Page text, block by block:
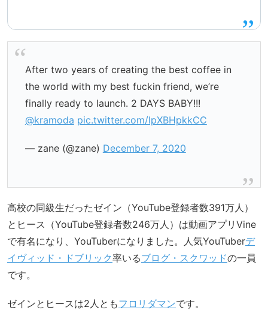
After two years of creating the best coffee in
the world with my best fuckin friend, we’re
finally ready to launch. 2 DAYS BABY!!!
@kramoda pic.twitter.com/lpXBHpkkCC
— zane (@zane) December 7, 2020
高校の同級生だったゼイン（YouTube登録者数391万人）
とヒース（YouTube登録者数246万人）は動画アプリVine
で有名になり、YouTuberになりました。人気YouTuberデ
イヴィッド・ドブリック率いるブログ・スクワッドの一員
です。
ゼインとヒースは2人ともフロリダマンです。